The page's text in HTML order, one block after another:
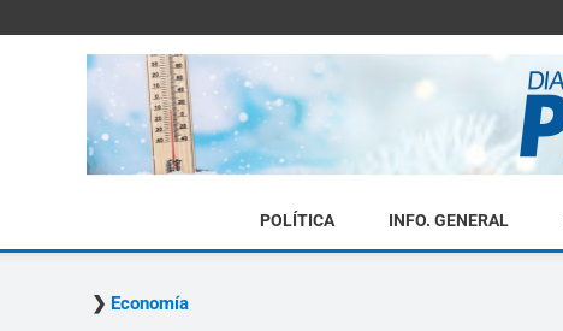
POLÍTICA INFO. GENERAL
Economía